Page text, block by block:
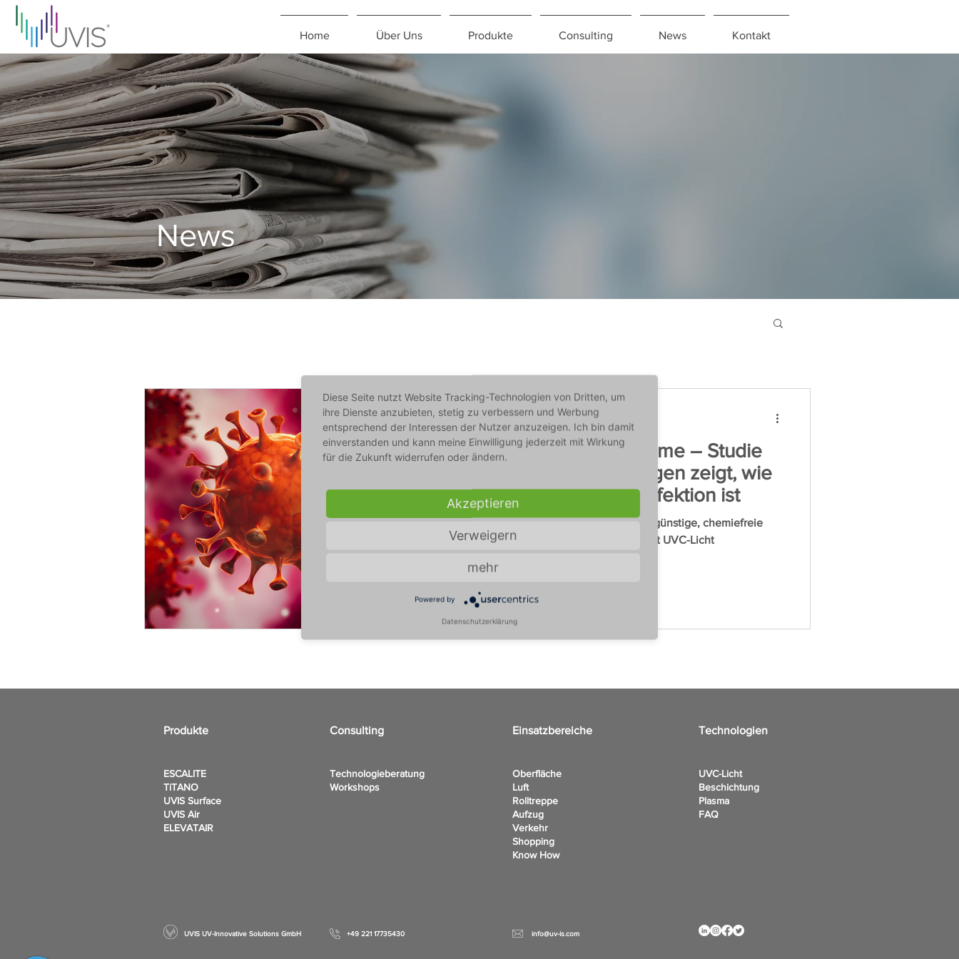
Home Über Uns Produkte Consulting News Kontakt
News
Mit Licht gegen Keime – Studie
der Uniklinik Tübingen zeigt, wie
effektiv UVC-Desinfektion ist
Studie bestätigt schnelle, kostengünstige, chemiefreie
und zuverlässige Desinfektion mit UVC-Licht
Produkte
ESCALITE
TiTANO
UVIS Surface
UVIS Air
ELEVATAIR
Consulting
Technologieberatung
Workshops
Einsatzbereiche
Oberfläche
Luft
Rolltreppe
Aufzug
Verkehr
Shopping
Know How
Technologien
UVC-Licht
Beschichtung
Plasma
FAQ
UVIS UV-Innovative Solutions GmbH +49 221 17735430 info@uv-is.com
Diese Seite nutzt Website Tracking-Technologien von Dritten, um
ihre Dienste anzubieten, stetig zu verbessern und Werbung
entsprechend der Interessen der Nutzer anzuzeigen. Ich bin damit
einverstanden und kann meine Einwilligung jederzeit mit Wirkung
für die Zukunft widerrufen oder ändern.
Akzeptieren
Verweigern
mehr
Powered by
Datenschutzerklärung